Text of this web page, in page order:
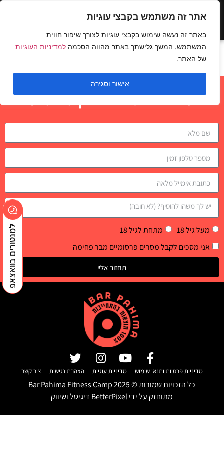
אתר זה משתמש בקבצי עוגיות
באתר זה נעשה שימוש בקבצי עוגיות לצורך שיפור חווית
המשתמש. המשך גלישתך באתר מהווה הסכמה למדיניות העוגיות
של האתר.
אישור וסגירה
מתח באחיזה לבחירה
השאירו פרטים לבדיקת התאמה
מעל גיל 18
מתחת לגיל 18
אני מסכים לקבל מסרים פרסומיים מבר פחימה
תחזור אליי
מדיניות פרטיות ותנאי שימוש מדיניות עוגיות הצהרת נגישות צור קשר
כל הזכויות שמורות © Bar Pahima Fitness Camp2025
מתוחזק על ידיBetterPixel דיגיטל ושיווק
למנטורים בוואצאפ